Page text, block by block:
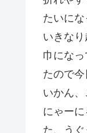
たいに
いきな
巾にな
たので
いかん
にゃー
た、う